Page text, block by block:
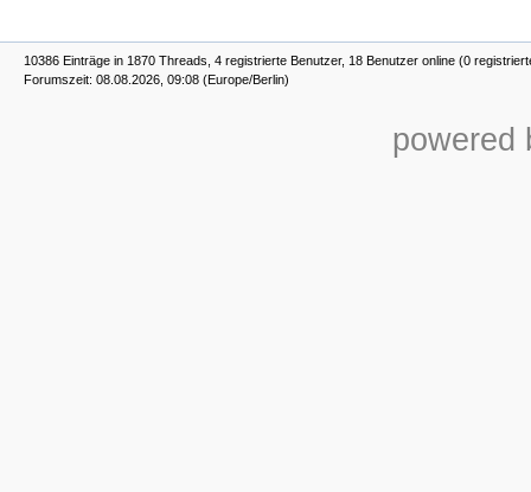
10386 Einträge in 1870 Threads, 4 registrierte Benutzer, 18 Benutzer online (0
Forumszeit: 08.08.2026, 09:08 (Europe/Berlin)
powered